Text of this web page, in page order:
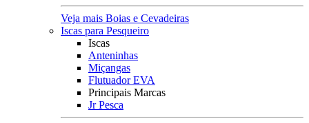
Veja mais Boias e Cevadeiras
Iscas para Pesqueiro
Iscas
Anteninhas
Miçangas
Flutuador EVA
Principais Marcas
Jr Pesca